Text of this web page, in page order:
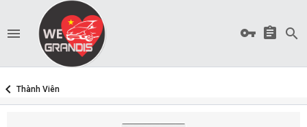
Thành Viên